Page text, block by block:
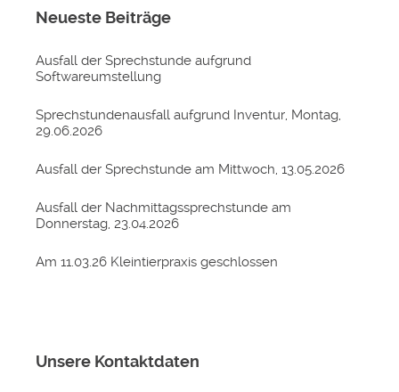
Neueste Beiträge
Ausfall der Sprechstunde aufgrund
Softwareumstellung
Sprechstundenausfall aufgrund Inventur, Montag,
29.06.2026
Ausfall der Sprechstunde am Mittwoch, 13.05.2026
Ausfall der Nachmittagssprechstunde am
Donnerstag, 23.04.2026
Am 11.03.26 Kleintierpraxis geschlossen
Unsere Kontaktdaten